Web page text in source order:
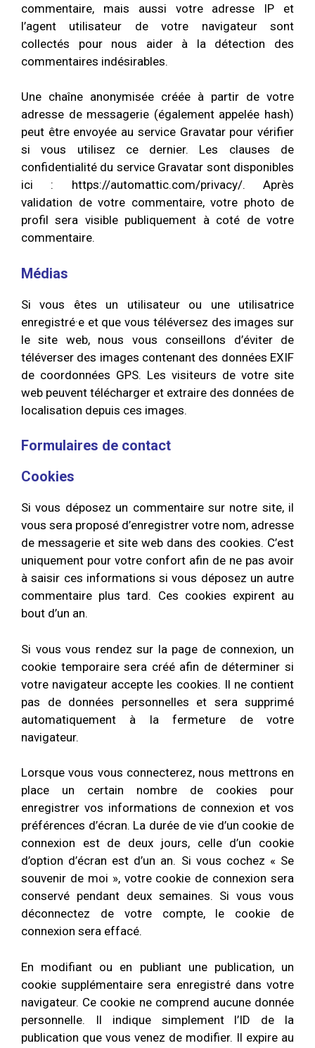
commentaire, mais aussi votre adresse IP et
l’agent utilisateur de votre navigateur sont
collectés pour nous aider à la détection des
commentaires indésirables.
Une chaîne anonymisée créée à partir de votre
adresse de messagerie (également appelée hash)
peut être envoyée au service Gravatar pour vérifier
si vous utilisez ce dernier. Les clauses de
confidentialité du service Gravatar sont disponibles
ici : https://automattic.com/privacy/. Après
validation de votre commentaire, votre photo de
profil sera visible publiquement à coté de votre
commentaire.
Médias
Si vous êtes un utilisateur ou une utilisatrice
enregistré·e et que vous téléversez des images sur
le site web, nous vous conseillons d’éviter de
téléverser des images contenant des données EXIF
de coordonnées GPS. Les visiteurs de votre site
web peuvent télécharger et extraire des données de
localisation depuis ces images.
Formulaires de contact
Cookies
Si vous déposez un commentaire sur notre site, il
vous sera proposé d’enregistrer votre nom, adresse
de messagerie et site web dans des cookies. C’est
uniquement pour votre confort afin de ne pas avoir
à saisir ces informations si vous déposez un autre
commentaire plus tard. Ces cookies expirent au
bout d’un an.
Si vous vous rendez sur la page de connexion, un
cookie temporaire sera créé afin de déterminer si
votre navigateur accepte les cookies. Il ne contient
pas de données personnelles et sera supprimé
automatiquement à la fermeture de votre
navigateur.
Lorsque vous vous connecterez, nous mettrons en
place un certain nombre de cookies pour
enregistrer vos informations de connexion et vos
préférences d’écran. La durée de vie d’un cookie de
connexion est de deux jours, celle d’un cookie
d’option d’écran est d’un an. Si vous cochez « Se
souvenir de moi », votre cookie de connexion sera
conservé pendant deux semaines. Si vous vous
déconnectez de votre compte, le cookie de
connexion sera effacé.
En modifiant ou en publiant une publication, un
cookie supplémentaire sera enregistré dans votre
navigateur. Ce cookie ne comprend aucune donnée
personnelle. Il indique simplement l’ID de la
publication que vous venez de modifier. Il expire au